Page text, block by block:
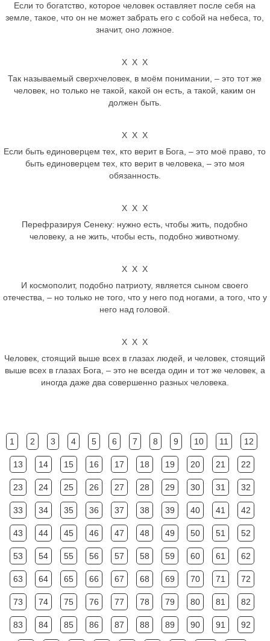
Если то богатство, которое человек оставляет после себя на
земле, такое, что он не может забрать его с собой на небеса, то,
значит, оно ложное.
Х Х Х
Так называемый сверхчеловек, в моём понимании, – это тот же
человек, но только не такой, какой он есть, а такой, каким он
должен быть.
Х Х Х
Если быть единоверцем тех, кто верит в Бога, – это моё право, то
быть единоверцем тех, кто верит в человека, – это моя
обязанность.
Х Х Х
Перефразируя Сенеку: нужно есть, чтобы жить, подобно
человеку, а не жить, чтобы есть, подобно животному.
Х Х Х
И космополит, подобно патриоту, является сыном своего
отечества, – но только не того, что у него под ногами, а того, что у
него над головой.
Х Х Х
Человек, стоящий выше всех в глазах людей, и человек, стоящий
выше всех в глазах Бога, – это не всегда один и тот же человек, а
иногда даже два совершенно разных человека.
1 2 3 4 5 6 7 8 9 10 11 12
13 14 15 16 17 18 19 20 21 22
23 24 25 26 27 28 29 30 31 32
33 34 35 36 37 38 39 40 41 42
43 44 45 46 47 48 49 50 51 52
53 54 55 56 57 58 59 60 61 62
63 64 65 66 67 68 69 70 71 72
73 74 75 76 77 78 79 80 81 82
83 84 85 86 87 88 89 90 91 92